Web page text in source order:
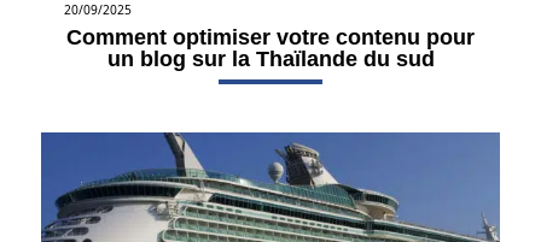
20/09/2025
Comment optimiser votre contenu pour
un blog sur la Thaïlande du sud